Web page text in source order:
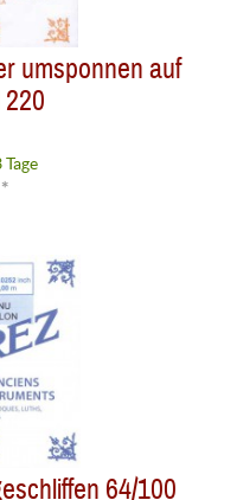
umsponnen auf
64/100